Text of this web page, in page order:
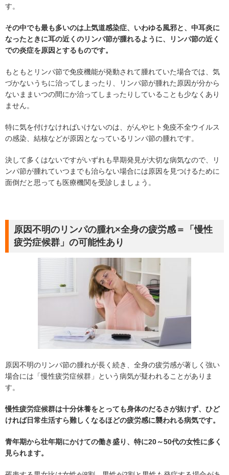
す。
その中でも最も多いのは上気道感染症、いわゆる風邪と、中耳炎に
なったときに耳の近くのリンパ節が腫れるように、リンパ節の近く
での炎症を原因とするものです。
もともとリンパ節で免疫機能が発動されて腫れていた場合では、気
づかないうちに治ってしまったり、リンパ節が腫れた原因が分から
ないままいつの間にか治ってしまったりしていることも少なくあり
ません。
特に気を付けなければいけないのは、がんやヒト免疫不全ウイルス
の感染、結核などが原因となっているリンパ節の腫れです。
決して多くはないですがいずれも早期発見が大切な病気なので、リ
ンパ節が腫れていつまでも治らない場合には原因を見つけるために
面倒だと思っても医療機関を受診しましょう。
原因不明のリンパの腫れ×全身の疲労感＝「慢性
疲労症候群」の可能性あり
原因不明のリンパ節の腫れが長く続き、全身の疲労感が著しく強い
場合には「慢性疲労症候群」という病気が疑われることがありま
す。
慢性疲労症候群は十分休養をとっても身体のだるさが抜けず、ひど
ければ日常生活すら難しくなるほどの疲労感に襲われる病気です。
青年期から壮年期にかけての働き盛り、特に20～50代の女性に多く
見られます。